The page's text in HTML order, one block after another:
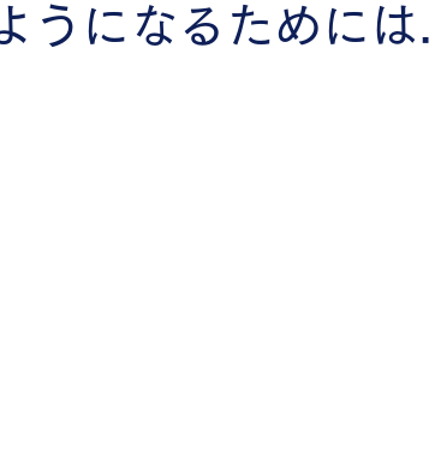
うになるためには